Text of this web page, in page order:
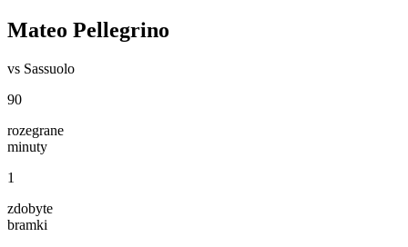
Mateo Pellegrino
vs Sassuolo
90
rozegrane
minuty
1
zdobyte
bramki